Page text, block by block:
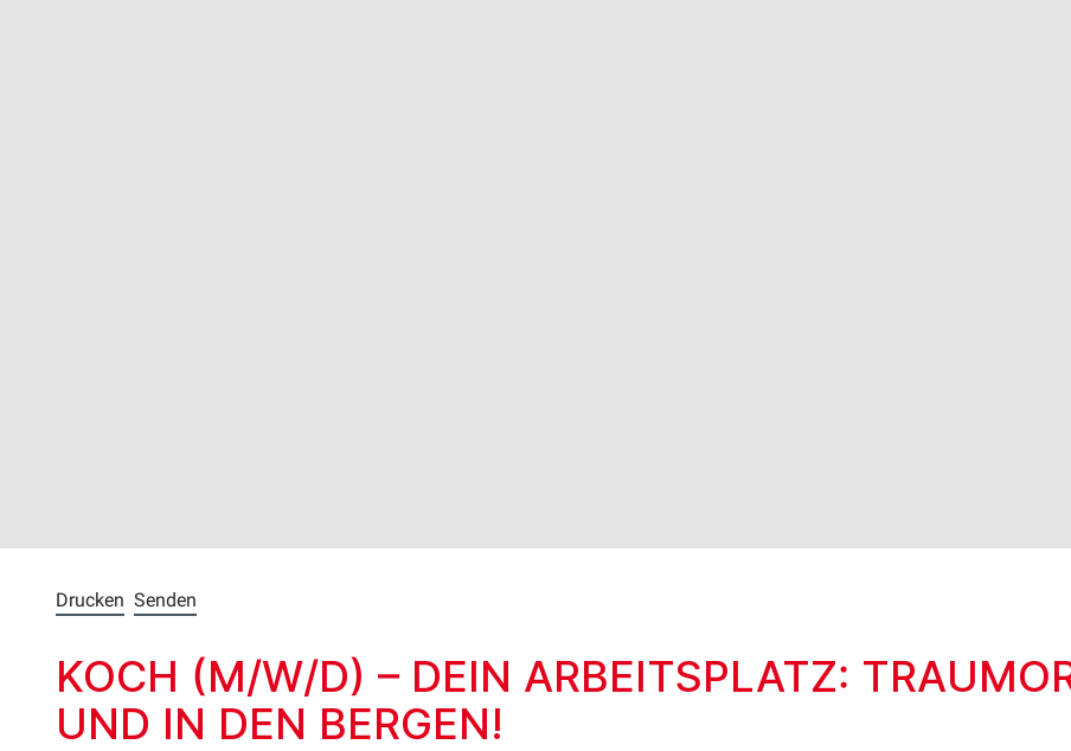
Drucken Senden
KOCH (M/W/D) – DEIN ARBEITSPLATZ:
UND IN DEN BERGEN!